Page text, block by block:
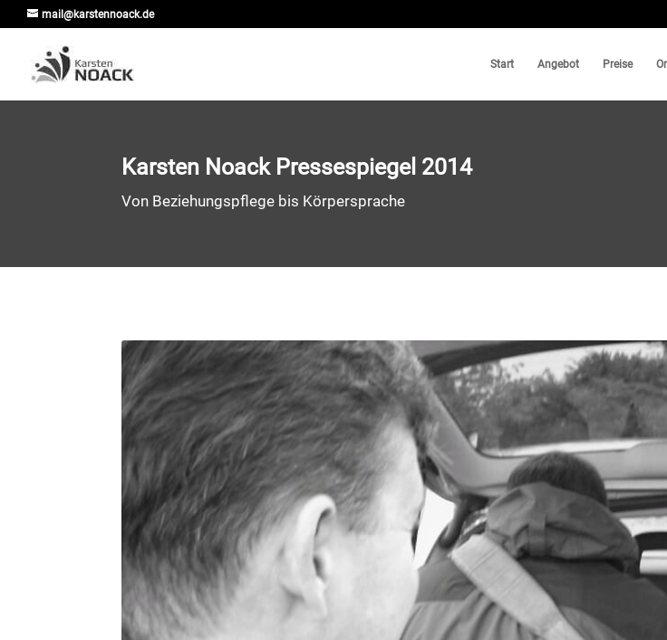
mail@karstennoack.de
Start Angebot Preise
Karsten Noack Pressespiegel 2014
Von Beziehungspflege bis Körpersprache